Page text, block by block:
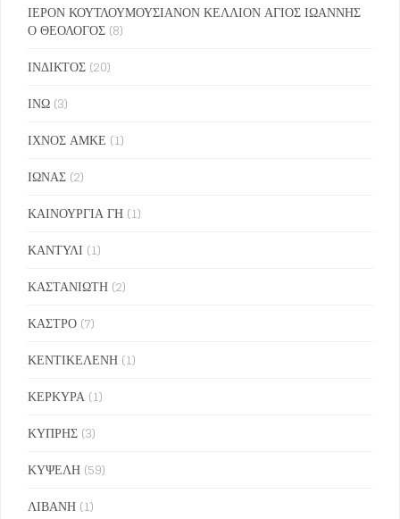
ΙΕΡΟΝ ΚΟΥΤΛΟΥΜΟΥΣΙΑΝΟΝ ΚΕΛΛΙΟΝ ΑΓΙΟΣ ΙΩΑΝΝΗΣ
Ο ΘΕΟΛΟΓΟΣ (8)
ΙΝΔΙΚΤΟΣ (20)
ΙΝΩ (3)
ΙΧΝΟΣ ΑΜΚΕ (1)
ΙΩΝΑΣ (2)
ΚΑΙΝΟΥΡΓΙΑ ΓΗ (1)
ΚΑΝΤΥΛΙ (1)
ΚΑΣΤΑΝΙΩΤΗ (2)
ΚΑΣΤΡΟ (7)
ΚΕΝΤΙΚΕΛΕΝΗ (1)
ΚΕΡΚΥΡΑ (1)
ΚΥΠΡΗΣ (3)
ΚΥΨΕΛΗ (59)
ΛΙΒΑΝΗ (1)